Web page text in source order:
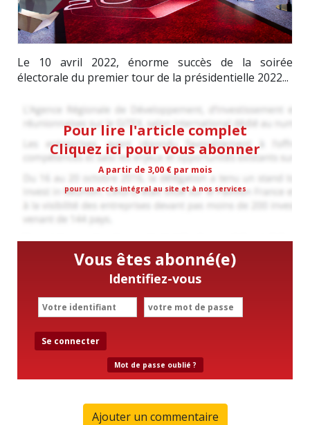
Le 10 avril 2022, énorme succès de la soirée
électorale du premier tour de la présidentielle 2022...
Pour lire l'article complet
Cliquez ici pour vous abonner
A partir de 3,00 € par mois
pour un accès intégral au site et à nos services
Vous êtes abonné(e)
Identifiez-vous
Se connecter
Mot de passe oublié ?
Ajouter un commentaire